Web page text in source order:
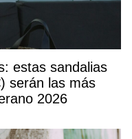
estas sandalias
serán las más
2026